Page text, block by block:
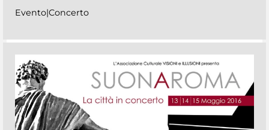
Evento|Concerto